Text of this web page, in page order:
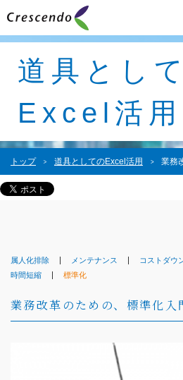
事例紹介
お客様の声
会社情報
西日暮里ACビ
（受付時間：9:00〜
道具とし
Excel活用
トップ 道具としてのExcel活用 業務
属人化排除 メンテナンス コストダウ
時間短縮
標準化
業務改革のための、標準化